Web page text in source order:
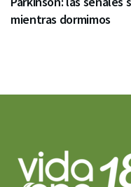
mientras dormimos